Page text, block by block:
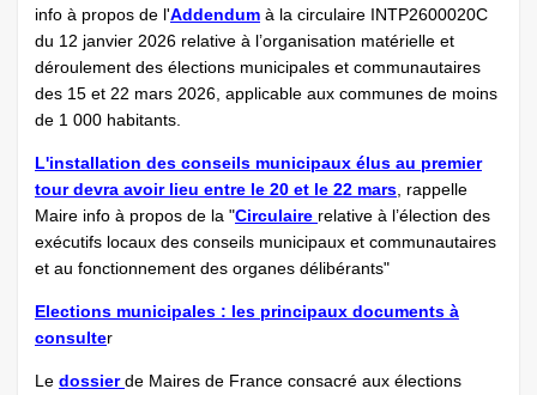
info à propos de l'Addendum à la circulaire INTP2600020C
du 12 janvier 2026 relative à l’organisation matérielle et
déroulement des élections municipales et communautaires
des 15 et 22 mars 2026, applicable aux communes de moins
de 1 000 habitants.
L'installation des conseils municipaux élus au premier
tour devra avoir lieu entre le 20 et le 22 mars , rappelle
Maire info à propos de la "Circulaire relative à l’élection des
exécutifs locaux des conseils municipaux et communautaires
et au fonctionnement des organes délibérants"
Elections municipales : les principaux documents à
consulter
Le dossierde Maires de France consacré aux élections